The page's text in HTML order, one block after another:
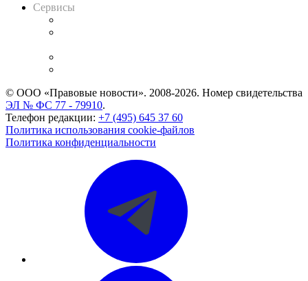
Сервисы
© ООО «Правовые новости». 2008-2026. Номер свидетельства
ЭЛ № ФС 77 - 79910.
Телефон редакции: +7 (495) 645 37 60
Политика использования cookie-файлов
Политика конфиденциальности